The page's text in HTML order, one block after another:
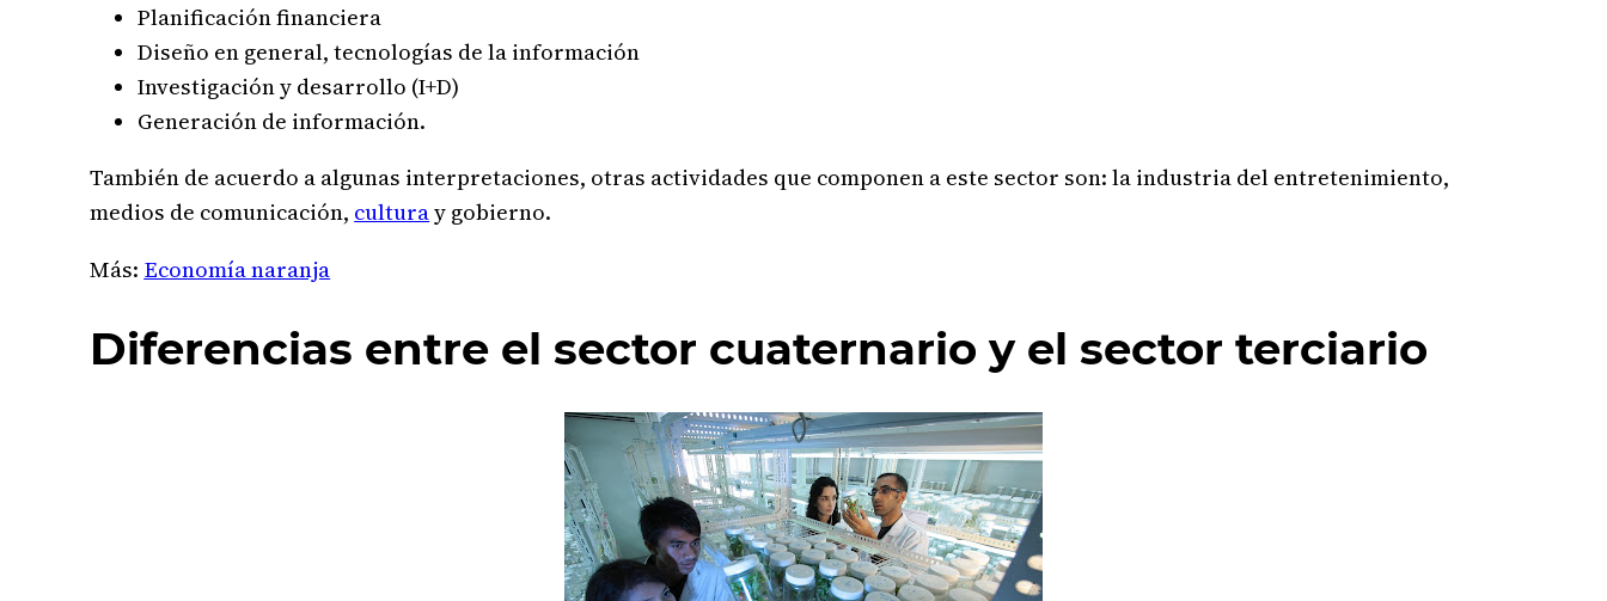
Planificación financiera
Diseño en general, tecnologías de la información
Investigación y desarrollo (I+D)
Generación de información.
También de acuerdo a algunas interpretaciones, otras actividades que componen a este sector son: la industria del entretenimiento,
medios de comunicación, culturay gobierno.
Más: Economía naranja
Diferencias entre el sector cuaternario y el sector terciario